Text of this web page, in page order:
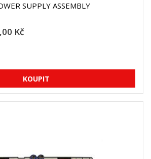
SUPPLY ASSEMBLY
Kč